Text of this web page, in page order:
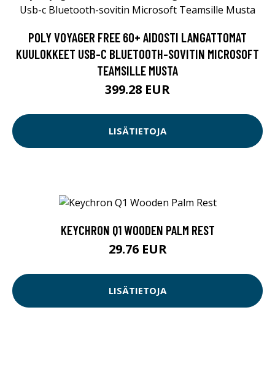
POLY VOYAGER FREE 60+ AIDOSTI LANGATTOMAT
KUULOKKEET USB-C BLUETOOTH-SOVITIN MICROSOFT
TEAMSILLE MUSTA
399.28 EUR
LISÄTIETOJA
KEYCHRON Q1 WOODEN PALM REST
29.76 EUR
LISÄTIETOJA